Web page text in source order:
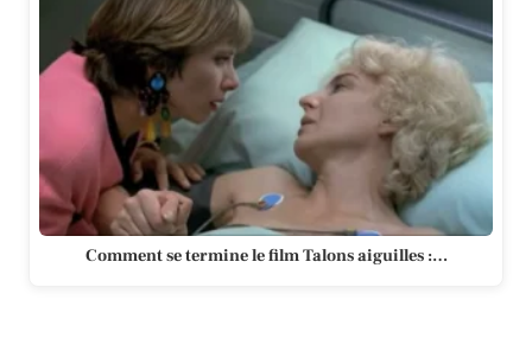
Comment se termine le film Talons aiguilles :…